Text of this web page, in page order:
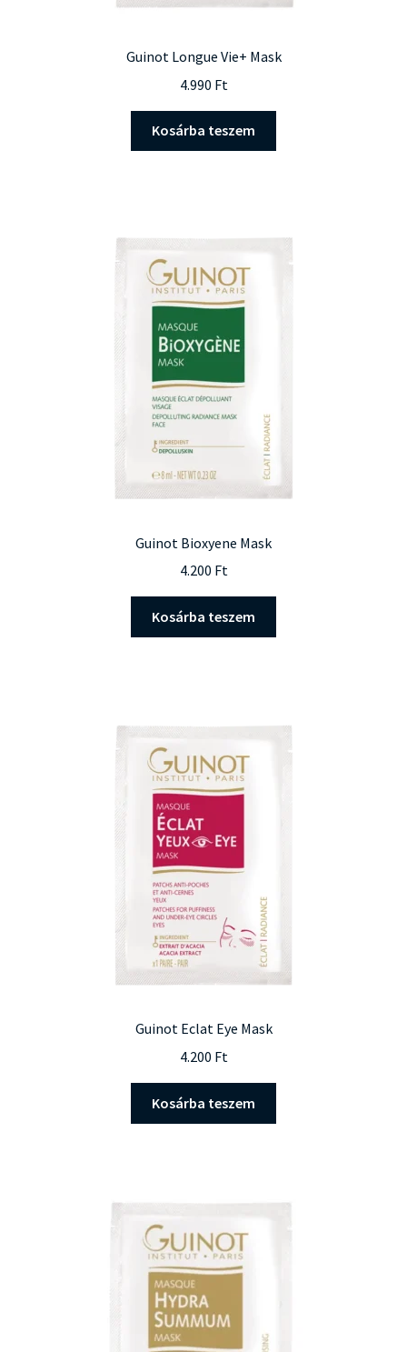
Guinot Longue Vie+ Mask
4.990 Ft
Kosárba teszem
Guinot Bioxyene Mask
4.200 Ft
Kosárba teszem
Guinot Eclat Eye Mask
4.200 Ft
Kosárba teszem